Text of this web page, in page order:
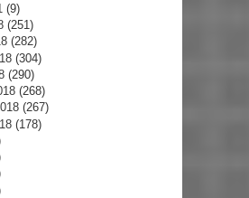
(9)
(251)
(282)
(304)
(290)
(268)
(267)
(178)